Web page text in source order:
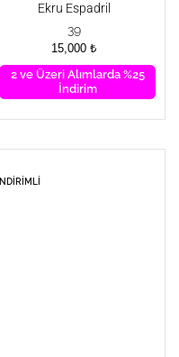
Ekru Espadril
39
15,000 ₺
2 ve Üzeri Alımlarda %25
İndirim
İNDIRIMLI